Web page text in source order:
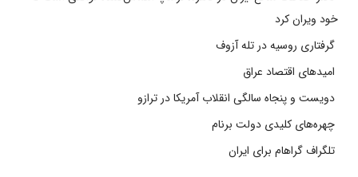
خود ویران کرد
گرفتاری روسیه در تله آزوف
امیدهای اقتصاد عراق
دویست و پنجاه سالگی انقلاب آمریکا در ترازو
چهره‌های کلیدی دولت برنام
تلگراف گراهام برای ایران